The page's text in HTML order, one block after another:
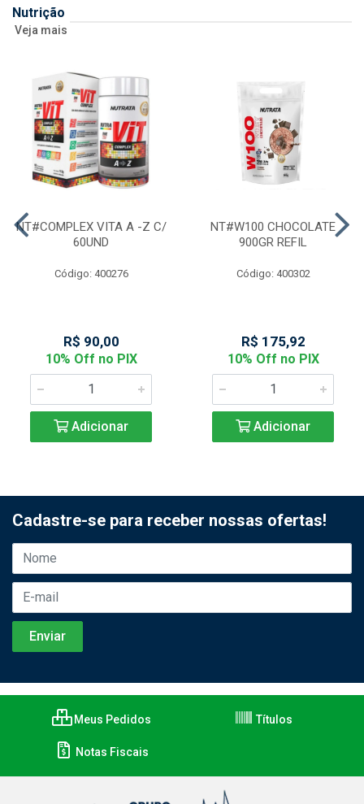
Nutrição
Veja mais
NT#COMPLEX VITA A -Z C/
60UND
Código: 400276
R$ 90,00
10% Off no PIX
Adicionar
NT#W100 CHOCOLATE
900GR REFIL
Código: 400302
R$ 175,92
10% Off no PIX
Adicionar
Cadastre-se para receber nossas ofertas!
Meus Pedidos Títulos
Notas Fiscais